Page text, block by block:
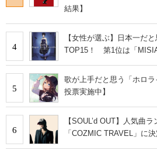
結果】
4
【女性が選ぶ】日本一だ
TOP15！ 第1位は「
5
歌が上手だと思う「ホロ
投票実施中】
6
【SOUL’d OUT】人気曲
「COZMIC TRAVEL」に